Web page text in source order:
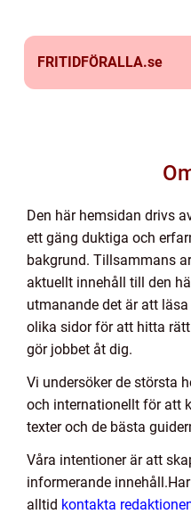
FRITIDFÖRALLA.se
Den här hemsidan drivs
ett gäng duktiga och
bakgrund. Tillsammans
aktuellt innehåll till den
utmanande det är att
olika sidor för att hitta
gör jobbet åt dig.
Vi undersöker de största
och internationellt för att
texter och de bästa
Våra intentioner är att
informerande
alltid kontakta